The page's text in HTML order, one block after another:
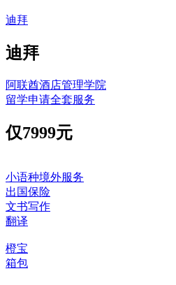
迪拜
迪拜
阿联酋酒店管理学院
留学申请全套服务
仅7999元
小语种境外服务
出国保险
文书写作
翻译
橙宝
箱包